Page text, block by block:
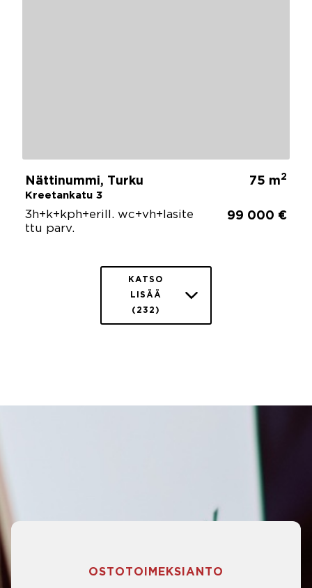
Nättinummi, Turku
Kreetankatu 3
75 m2
3h+k+kph+erill. wc+vh+lasite
ttu parv.
99 000 €
KATSO
LISÄÄ
(232)
OSTOTOIMEKSIANTO